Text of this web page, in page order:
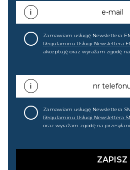
e-mail
Zamawiam usługę Newslettera
Regulaminu Usługi Newslettera
akceptuję oraz wyrażam zgodę
promocjach, wyprzedażach).
każdej chwili cofnąć.nr
Zamawiam usługę Newslettera
Regulaminu Usługi Newslettera
oraz wyrażam zgodę na
wyprzedażach). Wiem, że mogę
ZAPISZ